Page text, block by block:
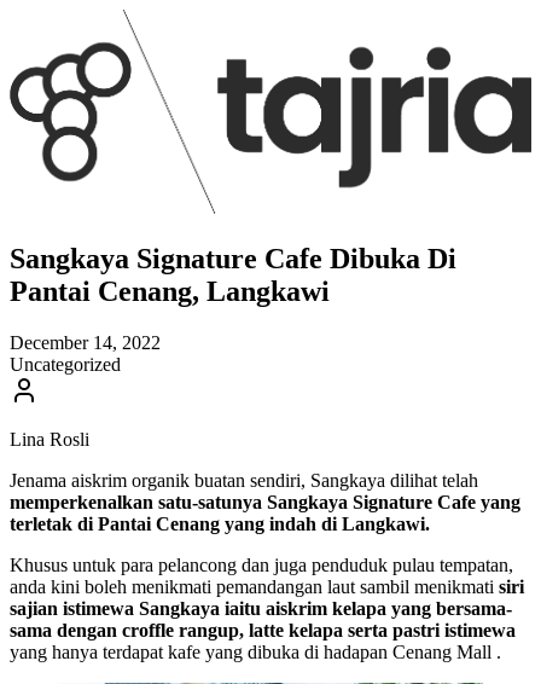
Sangkaya Signature Cafe Dibuka Di
Pantai Cenang, Langkawi
December 14, 2022
Uncategorized
Lina Rosli
Jenama aiskrim organik buatan sendiri, Sangkaya dilihat telah
memperkenalkan satu-satunya Sangkaya Signature Cafe yang
terletak di Pantai Cenang yang indah di Langkawi.
Khusus untuk para pelancong dan juga penduduk pulau tempatan,
anda kini boleh menikmati pemandangan laut sambil menikmati siri
sajian istimewa Sangkaya iaitu aiskrim kelapa yang bersama-
sama dengan croffle rangup, latte kelapa serta pastri istimewa
yang hanya terdapat kafe yang dibuka di hadapan Cenang Mall .